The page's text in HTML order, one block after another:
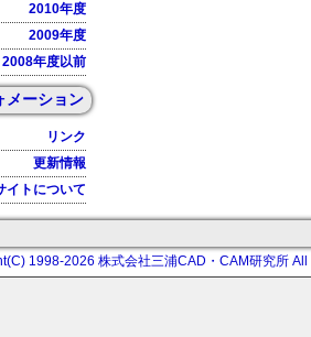
2010年度
2009年度
2008年度以前
メーション
リンク
更新情報
イトについて
1998-2026 株式会社三浦CAD・CAM研究所